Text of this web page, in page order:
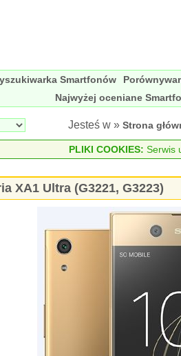
Smartfonów
Najwyżej oceniane
Jesteś w » Strona
PLIKI COOKIES: Serwis
XA1 Ultra (G3221, G3223)